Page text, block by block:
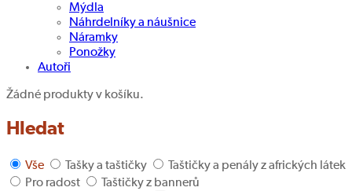
Mýdla
Náhrdelníky a náušnice
Náramky
Ponožky
Autoři
Žádné produkty v košíku.
Hledat
Vše Tašky a taštičky
Taštičky a penály z afrických látek
Pro radost
Taštičky z bannerů